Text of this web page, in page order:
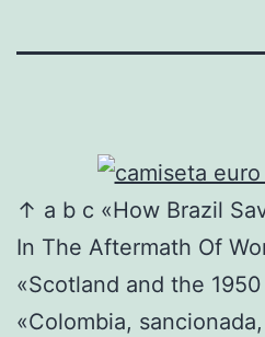
↑ a b c «How Brazil
In The Aftermath Of
«Scotland and the
«Colombia,